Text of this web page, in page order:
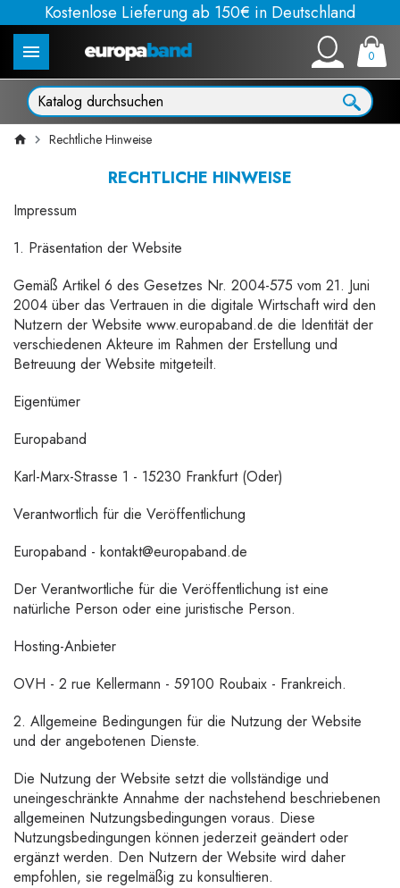
Kostenlose Lieferung ab 150€ in Deutschland
0
Rechtliche Hinweise
RECHTLICHE HINWEISE
Impressum
1. Präsentation der Website
Gemäß Artikel 6 des Gesetzes Nr. 2004-575 vom 21. Juni
2004 über das Vertrauen in die digitale Wirtschaft wird den
Nutzern der Website www.europaband.de die Identität der
verschiedenen Akteure im Rahmen der Erstellung und
Betreuung der Website mitgeteilt.
Eigentümer
Europaband
Karl-Marx-Strasse 1 - 15230 Frankfurt (Oder)
Verantwortlich für die Veröffentlichung
Europaband - kontakt@europaband.de
Der Verantwortliche für die Veröffentlichung ist eine
natürliche Person oder eine juristische Person.
Hosting-Anbieter
OVH - 2 rue Kellermann - 59100 Roubaix - Frankreich.
2. Allgemeine Bedingungen für die Nutzung der Website
und der angebotenen Dienste.
Die Nutzung der Website setzt die vollständige und
uneingeschränkte Annahme der nachstehend beschriebenen
allgemeinen Nutzungsbedingungen voraus. Diese
Nutzungsbedingungen können jederzeit geändert oder
ergänzt werden. Den Nutzern der Website wird daher
empfohlen, sie regelmäßig zu konsultieren.